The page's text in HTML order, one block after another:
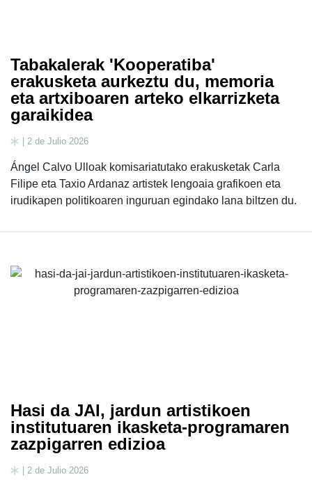
Tabakalerak 'Kooperatiba'
erakusketa aurkeztu du, memoria
eta artxiboaren arteko elkarrizketa
garaikidea
| 2 de Julio 2026
Ángel Calvo Ulloak komisariatutako erakusketak Carla
Filipe eta Taxio Ardanaz artistek lengoaia grafikoen eta
irudikapen politikoaren inguruan egindako lana biltzen du.
Hasi da JAI, jardun artistikoen
institutuaren ikasketa-programaren
zazpigarren edizioa
| 2 de Julio 2026